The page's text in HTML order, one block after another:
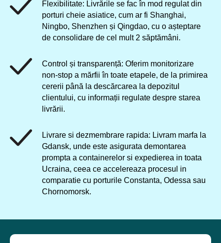
Flexibilitate: Livrările se fac în mod regulat din
porturi cheie asiatice, cum ar fi Shanghai,
Ningbo, Shenzhen și Qingdao, cu o așteptare
de consolidare de cel mult 2 săptămâni.
Control și transparență: Oferim monitorizare
non-stop a mărfii în toate etapele, de la primirea
cererii până la descărcarea la depozitul
clientului, cu informații regulate despre starea
livrării.
Livrare si dezmembrare rapida: Livram marfa la
Gdansk, unde este asigurata demontarea
prompta a containerelor si expedierea in toata
Ucraina, ceea ce accelereaza procesul in
comparatie cu porturile Constanta, Odessa sau
Chornomorsk.